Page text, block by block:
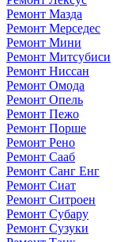
Ремонт Мазда
Ремонт Мерседес
Ремонт Мини
Ремонт Митсубиси
Ремонт Ниссан
Ремонт Омода
Ремонт Опель
Ремонт Пежо
Ремонт Порше
Ремонт Рено
Ремонт Сааб
Ремонт Санг Енг
Ремонт Сиат
Ремонт Ситроен
Ремонт Субару
Ремонт Сузуки